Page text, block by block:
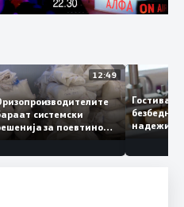
12:49
Оризопроизводителите
бараат системски
решенија за поевтино
производство